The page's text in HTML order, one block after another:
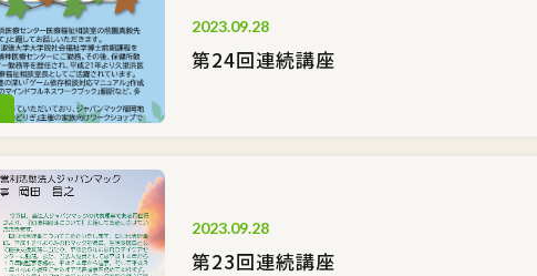
2023.09.28
第24回連続講座
2023.09.28
第23回連続講座